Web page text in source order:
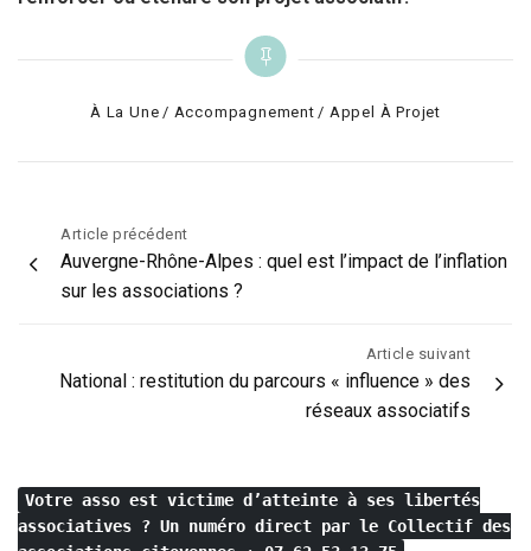
Categories
À La Une Accompagnement Appel À Projet
Navigation
de
l’article
Article précédent
Auvergne-Rhône-Alpes : quel est l’impact de l’inflation
sur les associations ?
Article suivant
National : restitution du parcours « influence » des
réseaux associatifs
Votre asso est victime d’atteinte à ses libertés
associatives ? Un numéro direct par le Collectif des